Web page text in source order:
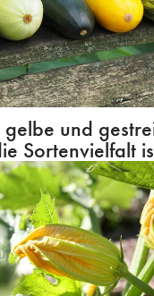
und
Sortenvielfalt